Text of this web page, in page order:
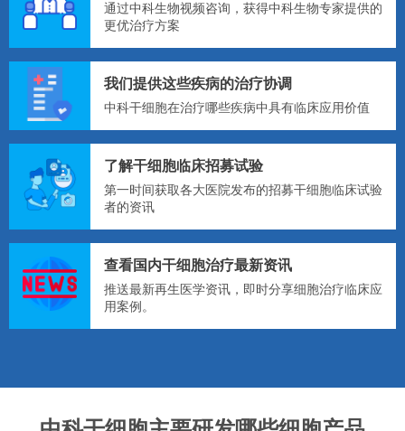
通过中科生物视频咨询，获得中科生物专家提供的
更优治疗方案
我们提供这些疾病的治疗协调
中科干细胞在治疗哪些疾病中具有临床应用价值
了解干细胞临床招募试验
第一时间获取各大医院发布的招募干细胞临床试验
者的资讯
查看国内干细胞治疗最新资讯
推送最新再生医学资讯，即时分享细胞治疗临床应
用案例。